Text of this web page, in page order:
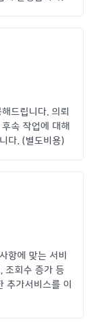
드립니다. 의뢰
속 작업에 대해
다. (별도비용)
항에 맞는 서비
조회수 증가 등
추가서비스를 이